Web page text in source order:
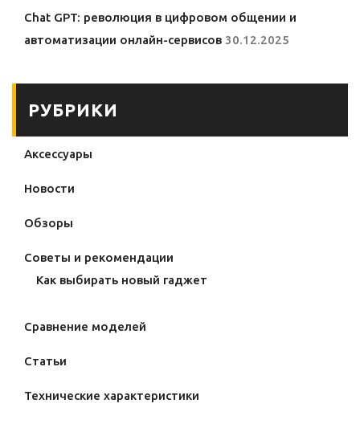
Chat GPT: революция в цифровом общении и
автоматизации онлайн-сервисов 30.12.2025
РУБРИКИ
Аксессуары
Новости
Обзоры
Советы и рекомендации
Как выбирать новый гаджет
Сравнение моделей
Статьи
Технические характеристики